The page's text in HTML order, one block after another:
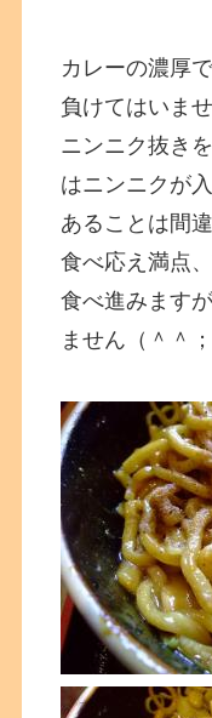
カレーの濃厚
負けてはいませ
ニンニク抜き
はニンニクが
あることは間
食べ応え満点
食べ進みます
ません（＾＾；